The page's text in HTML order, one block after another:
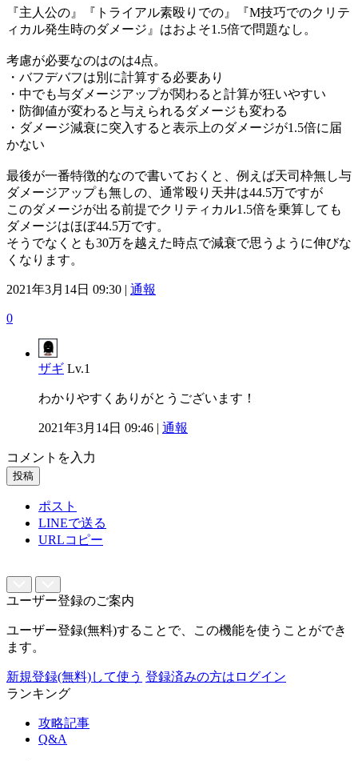
『主人公の』『トライアル素殴りでの』『M技巧でのクリテ
ィカル発生時のダメージ』はおよそ1.5倍で問題なし。
考慮が必要なのはのは4点。
・バフデバフは別に計算する必要あり
・中でも与ダメージアップが関わると計算が狂いやすい
・防御値が変わると与えられるダメージも変わる
・ダメージ減衰に突入すると表示上のダメージが1.5倍に届
かない
最後が一番特徴的なので書いておくと、例えば天司枠無し与
ダメージアップも無しの、通常殴り天井は44.5万ですが
このダメージが出る前提でクリティカル1.5倍を乗算しても
ダメージはほぼ44.5万です。
そうでなくとも30万を越えた時点で減衰で思うように伸びな
くなります。
2021年3月14日 09:30 | 通報
0
ザギ Lv.1
わかりやすくありがとうございます！
2021年3月14日 09:46 | 通報
コメントを入力
投稿
ポスト
LINEで送る
URLコピー
ユーザー登録のご案内
ユーザー登録(無料)することで、この機能を使うことができ
ます。
新規登録(無料)して使う 登録済みの方はログイン
ランキング
攻略記事
Q&A